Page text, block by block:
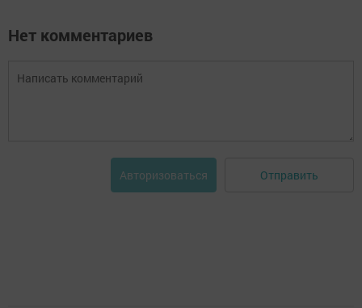
Нет комментариев
Авторизоваться Отправить